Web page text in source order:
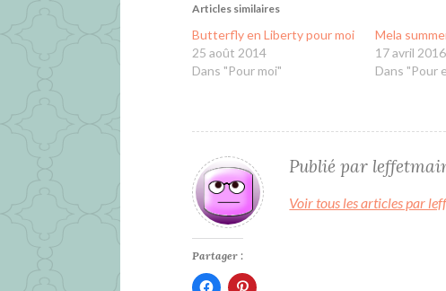
Articles similaires
Butterfly en Liberty pour moi
25 août 2014
Dans "Pour moi"
Mela
17 avril 2016
Dans "Pour
Publié par
Voir tous les articles par
Partager :
CliquezCliquez